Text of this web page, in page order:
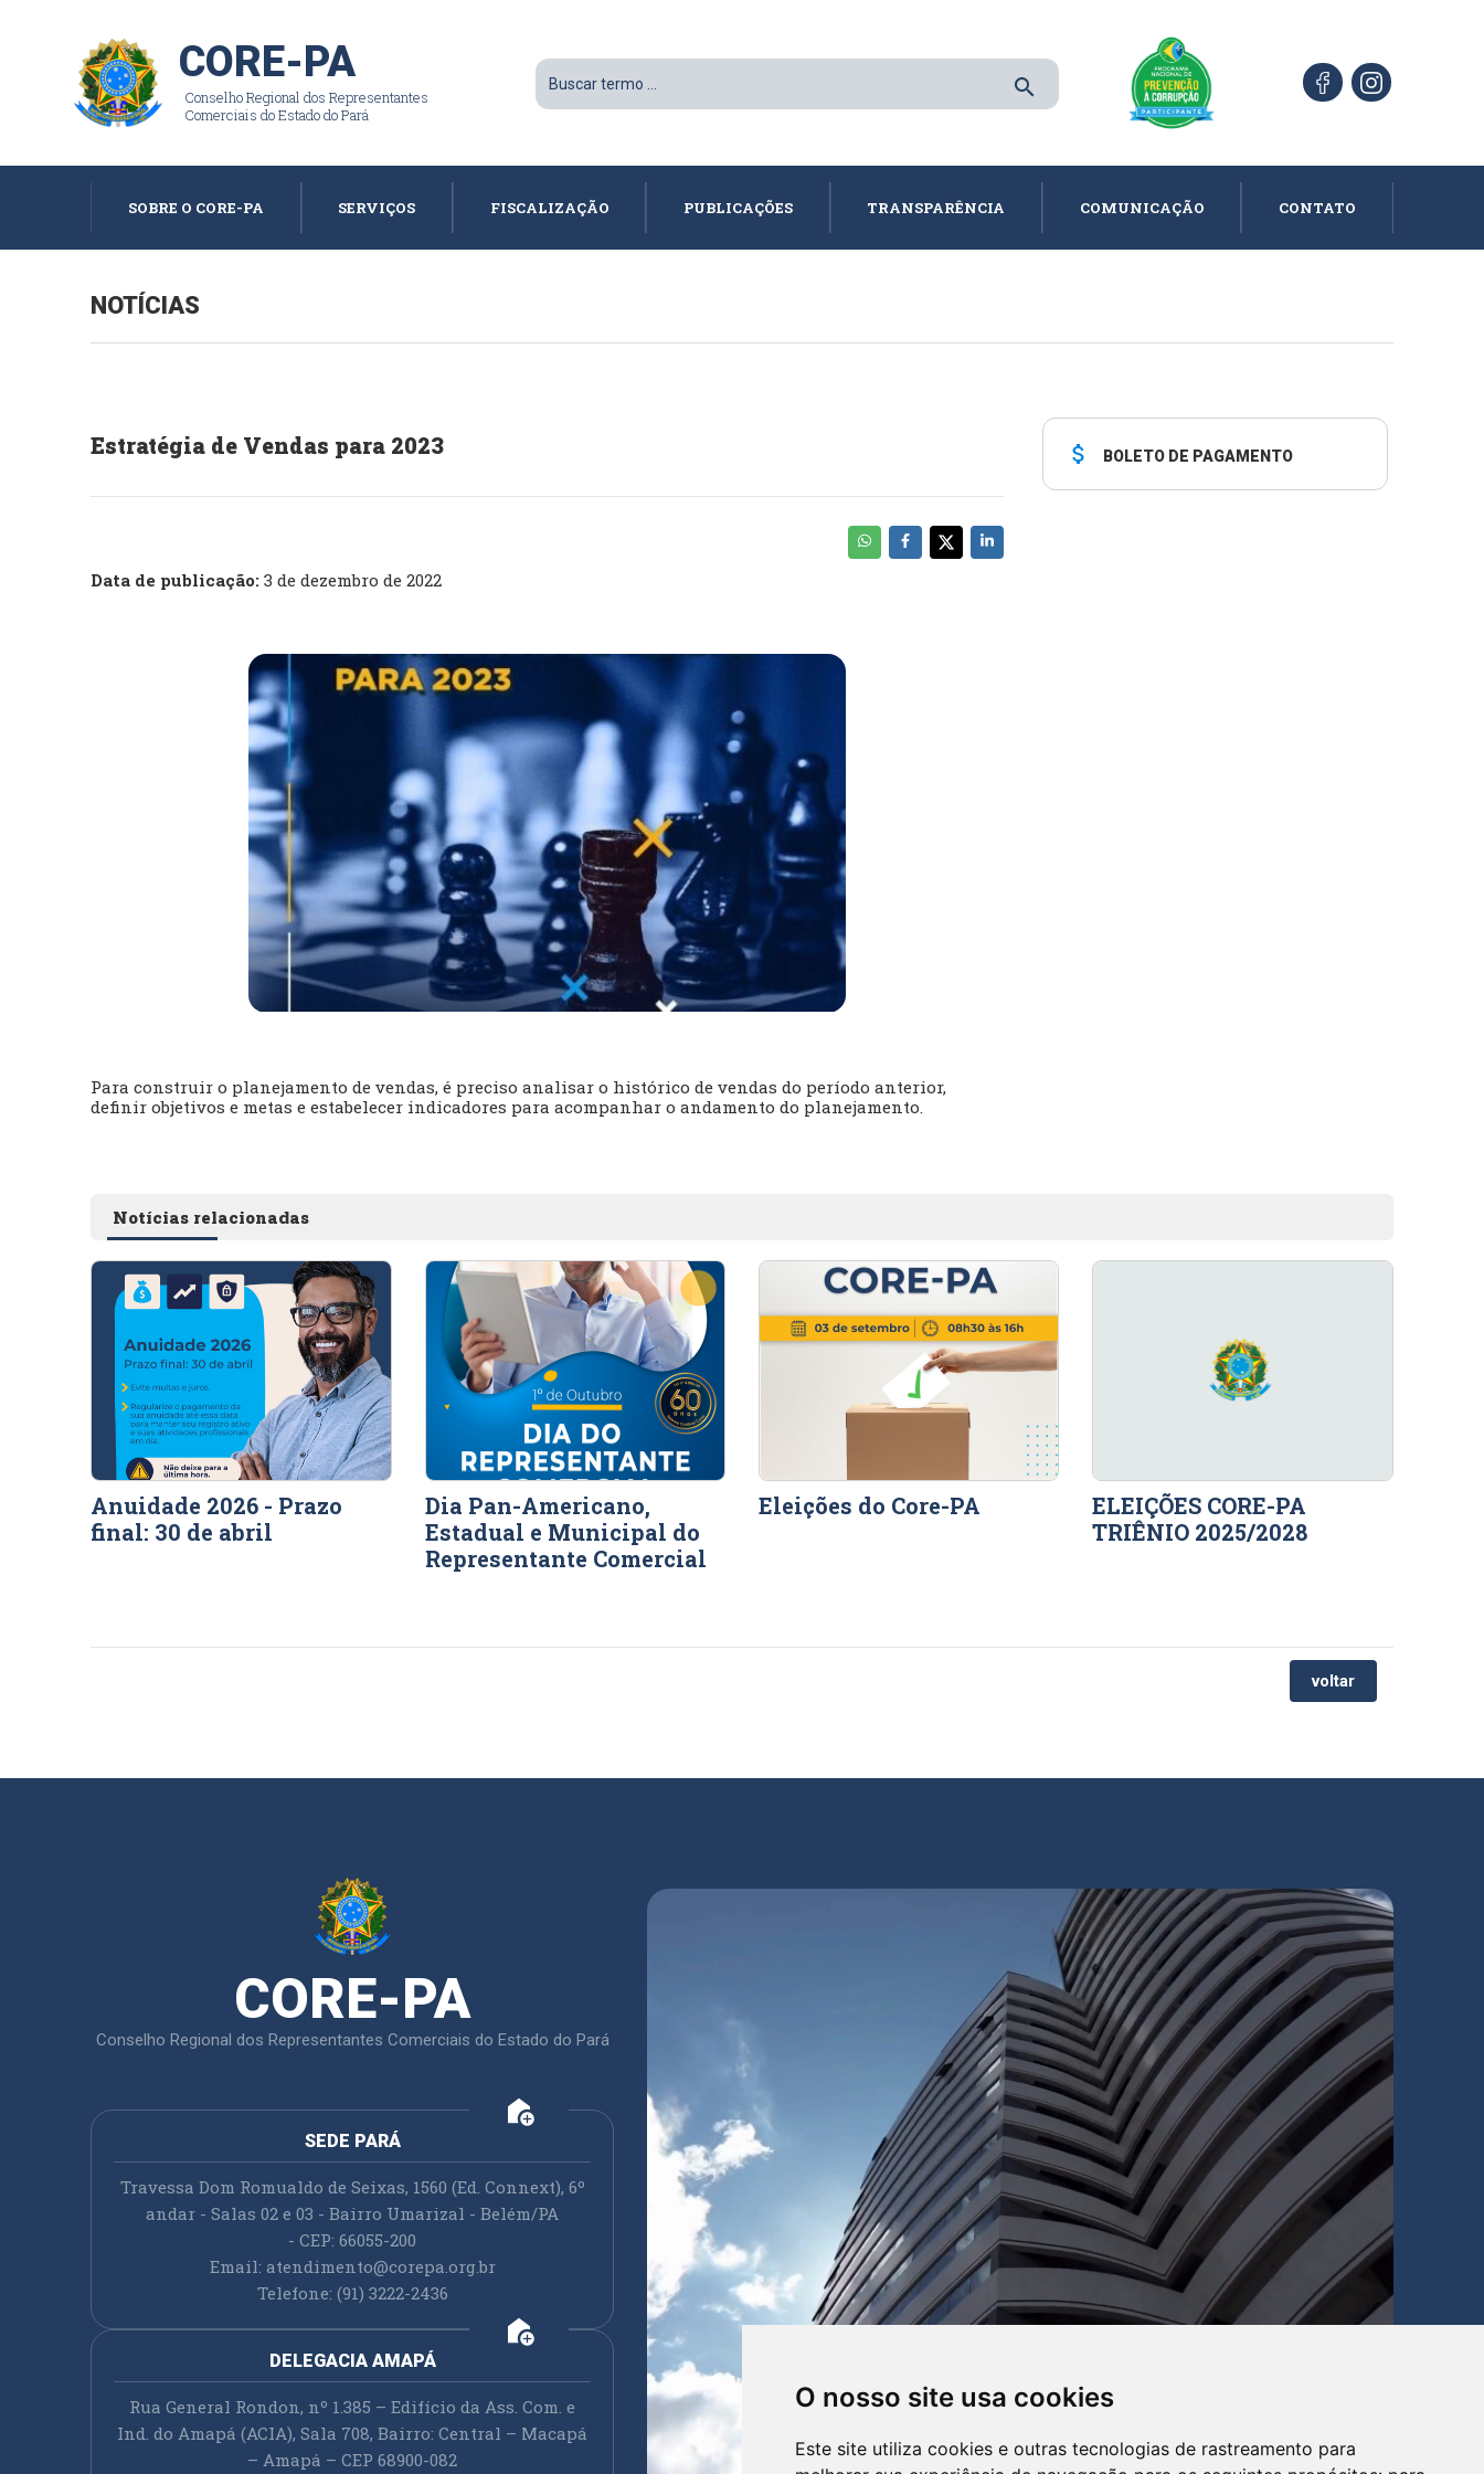
O nosso site usa cookies
Este site utiliza cookies e outras tecnologias de rastreamento para
CORE-PA
Conselho Regional dos Representantes
Comerciais do Estado do Pará
search
SOBRE O CORE-PA SERVIÇOS FISCALIZAÇÃO PUBLICAÇÕES TRANSPARÊNCIA COMUNICAÇÃO CONTATO
NOTÍCIAS
Estratégia de Vendas para 2023
Data de publicação: 3 de dezembro de 2022
Para construir o planejamento de vendas, é preciso analisar o histórico de vendas do período anterior,
definir objetivos e metas e estabelecer indicadores para acompanhar o andamento do planejamento.
attach_money BOLETO DE PAGAMENTO
Notícias relacionadas
Anuidade 2026 - Prazo
final: 30 de abril
Dia Pan-Americano,
Estadual e Municipal do
Representante Comercial
Eleições do Core-PA
ELEIÇÕES CORE-PA
TRIÊNIO 2025/2028
voltar
CORE-PA
Conselho Regional dos Representantes Comerciais do Estado do Pará
add_home
SEDE PARÁ
Travessa Dom Romualdo de Seixas, 1560 (Ed. Connext), 6º
andar - Salas 02 e 03 - Bairro Umarizal - Belém/PA
- CEP: 66055-200
Email: atendimento@corepa.org.br
Telefone: (91) 3222-2436
add_home
DELEGACIA AMAPÁ
Rua General Rondon, nº 1.385 – Edifício da Ass. Com. e
Ind. do Amapá (ACIA), Sala 708, Bairro: Central – Macapá
– Amapá – CEP 68900-082